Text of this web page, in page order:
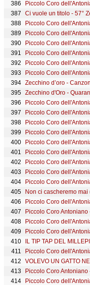
Ci vuole un titolo - 57°
Piccolo Coro
Piccolo Coro
Piccolo Coro
Piccolo Coro